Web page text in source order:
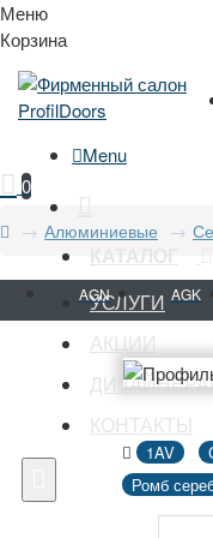
Меню
Корзина
Menu
КАТАЛОГ
УСЛУГИ
АКЦИИ
КОНТАКТЫ
0
Алюминиевые
AGN AGK
1AV
Ромб